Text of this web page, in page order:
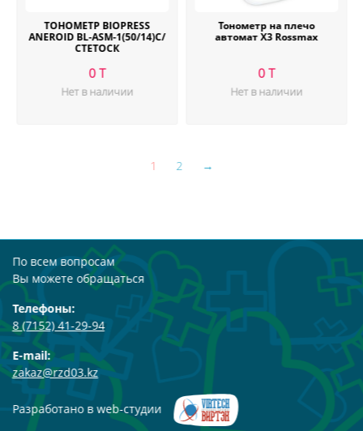
ТОНОМЕТР BIOPRESS
ANEROID BL-ASM-1(50/14)С/
СТЕТОСК
0 T
Нет в наличии
Тонометр на плечо
автомат X3 Rossmax
0 T
Нет в наличии
1 2 →
По всем вопросам
Вы можете обращаться
Телефоны:
8 (7152) 41-29-94
E-mail:
zakaz@rzd03.kz
Разработано в web-студии